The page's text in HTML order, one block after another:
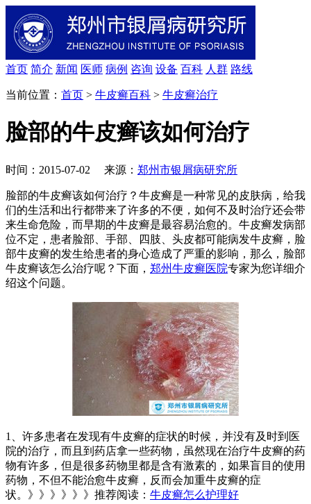
首页 简介 新闻 医师 病例 咨询 设备 百科 人群 路线
当前位置： 首页 > 牛皮癣百科 > 牛皮癣治疗
脸部的牛皮癣该如何治疗
时间：2015-07-02 来源： 郑州市银屑病研究所
脸部的牛皮癣该如何治疗？牛皮癣是一种常见的皮肤病，给我
们的生活和出行都带来了许多的不便，如何不及时治疗还会带
来生命危险，而早期的牛皮癣是最容易治愈的。牛皮癣发病部
位不定，患者脸部、手部、四肢、头皮都可能病发牛皮癣，脸
部牛皮癣的发生给患者的身心造成了严重的影响，那么，脸部
牛皮癣该怎么治疗呢？下面， 郑州牛皮癣医院专家为您详细介
绍这个问题。
1、许多患者在发现有牛皮癣的症状的时候，并没有及时到医
院的治疗，而且到药店拿一些药物，虽然现在治疗牛皮癣的药
物有许多，但是很多药物里都是含有激素的，如果盲目的使用
药物，不但不能治愈牛皮癣，反而会加重牛皮癣的症
状。》》》》》》推荐阅读： 牛皮癣怎么护理好